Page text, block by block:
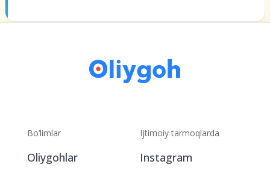
Bo‘limlar
Oliygohlar
Ijtimoiy tarmoqlarda
Instagram